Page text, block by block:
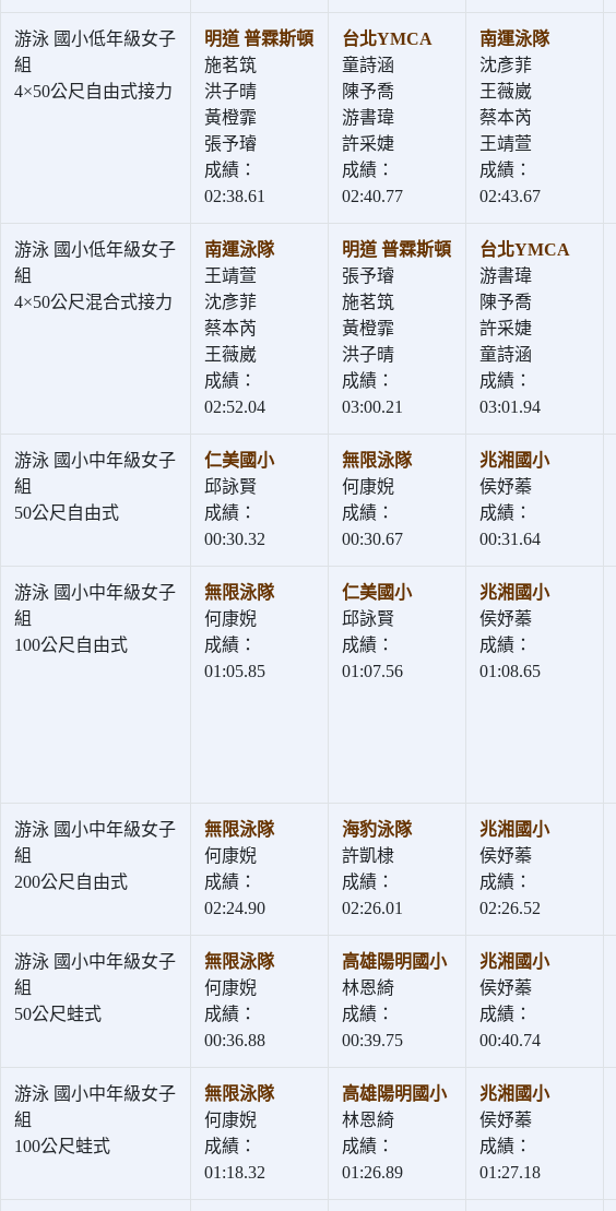
游泳 國小低年級女子
組
4×50公尺自由式接力
明道 普霖斯頓
施茗筑
洪子晴
黃橙霏
張予璿
成績：
02:38.61
台北YMCA
童詩涵
陳予喬
游書瑋
許采婕
成績：
02:40.77
南運泳隊
沈彥菲
王薇崴
蔡本芮
王靖萱
成績：
02:43.67
游泳 國小低年級女子
組
4×50公尺混合式接力
南運泳隊
王靖萱
沈彥菲
蔡本芮
王薇崴
成績：
02:52.04
明道 普霖斯頓
張予璿
施茗筑
黃橙霏
洪子晴
成績：
03:00.21
台北YMCA
游書瑋
陳予喬
許采婕
童詩涵
成績：
03:01.94
游泳 國小中年級女子
組
50公尺自由式
仁美國小
邱詠賢
成績：
00:30.32
無限泳隊
何康婗
成績：
00:30.67
兆湘國小
侯妤蓁
成績：
00:31.64
游泳 國小中年級女子
組
100公尺自由式
無限泳隊
何康婗
成績：
01:05.85
仁美國小
邱詠賢
成績：
01:07.56
兆湘國小
侯妤蓁
成績：
01:08.65
游泳 國小中年級女子
組
200公尺自由式
無限泳隊
何康婗
成績：
02:24.90
海豹泳隊
許凱棣
成績：
02:26.01
兆湘國小
侯妤蓁
成績：
02:26.52
游泳 國小中年級女子
組
50公尺蛙式
無限泳隊
何康婗
成績：
00:36.88
高雄陽明國小
林恩綺
成績：
00:39.75
兆湘國小
侯妤蓁
成績：
00:40.74
游泳 國小中年級女子
組
100公尺蛙式
無限泳隊
何康婗
成績：
01:18.32
高雄陽明國小
林恩綺
成績：
01:26.89
兆湘國小
侯妤蓁
成績：
01:27.18